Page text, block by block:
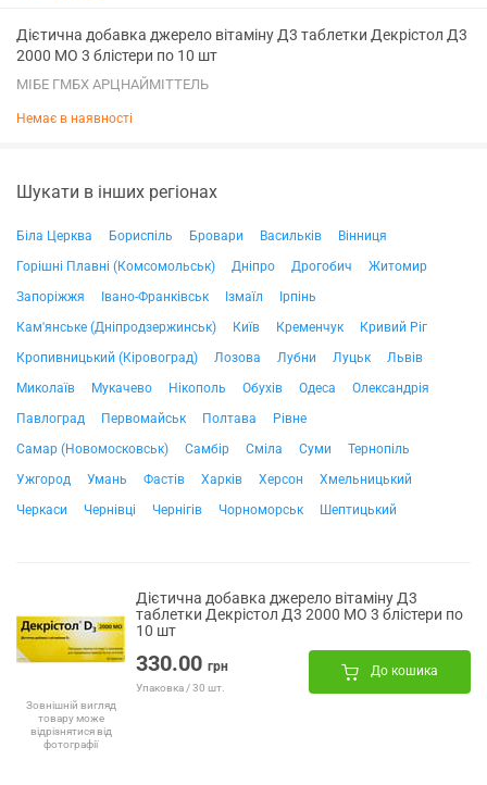
Дієтична добавка джерело вітаміну Д3 таблетки Декрістол Д3
2000 МО 3 блістери по 10 шт
МІБЕ ГМБХ АРЦНАЙМІТТЕЛЬ
Немає в наявності
Шукати в інших регіонах
Біла Церква Бориспіль Бровари Васильків
Вінниця
Горішні Плавні (Комсомольськ)
Дніпро Дрогобич
Житомир
Запоріжжя
Івано-Франківськ Ізмаїл
Ірпінь
Кам'янське (Дніпродзержинськ)
Київ Кременчук
Кривий Ріг
Кропивницький (Кіровоград)
Лозова Лубни Луцьк
Львів
Миколаїв
Мукачево Нікополь Обухів Одеса
Олександрія
Павлоград
Первомайськ Полтава
Рівне
Самар (Новомосковськ)
Самбір Сміла Суми
Тернопіль
Ужгород
Умань Фастів Харків Херсон
Хмельницький
Черкаси
Чернівці Чернігів Чорноморськ Шептицький
Зовнішній вигляд
товару може
відрізнятися від
фотографії
Дієтична добавка джерело вітаміну Д3
таблетки Декрістол Д3 2000 МО 3 блістери по
10 шт
330.00 грн
Упаковка / 30 шт.
До кошика